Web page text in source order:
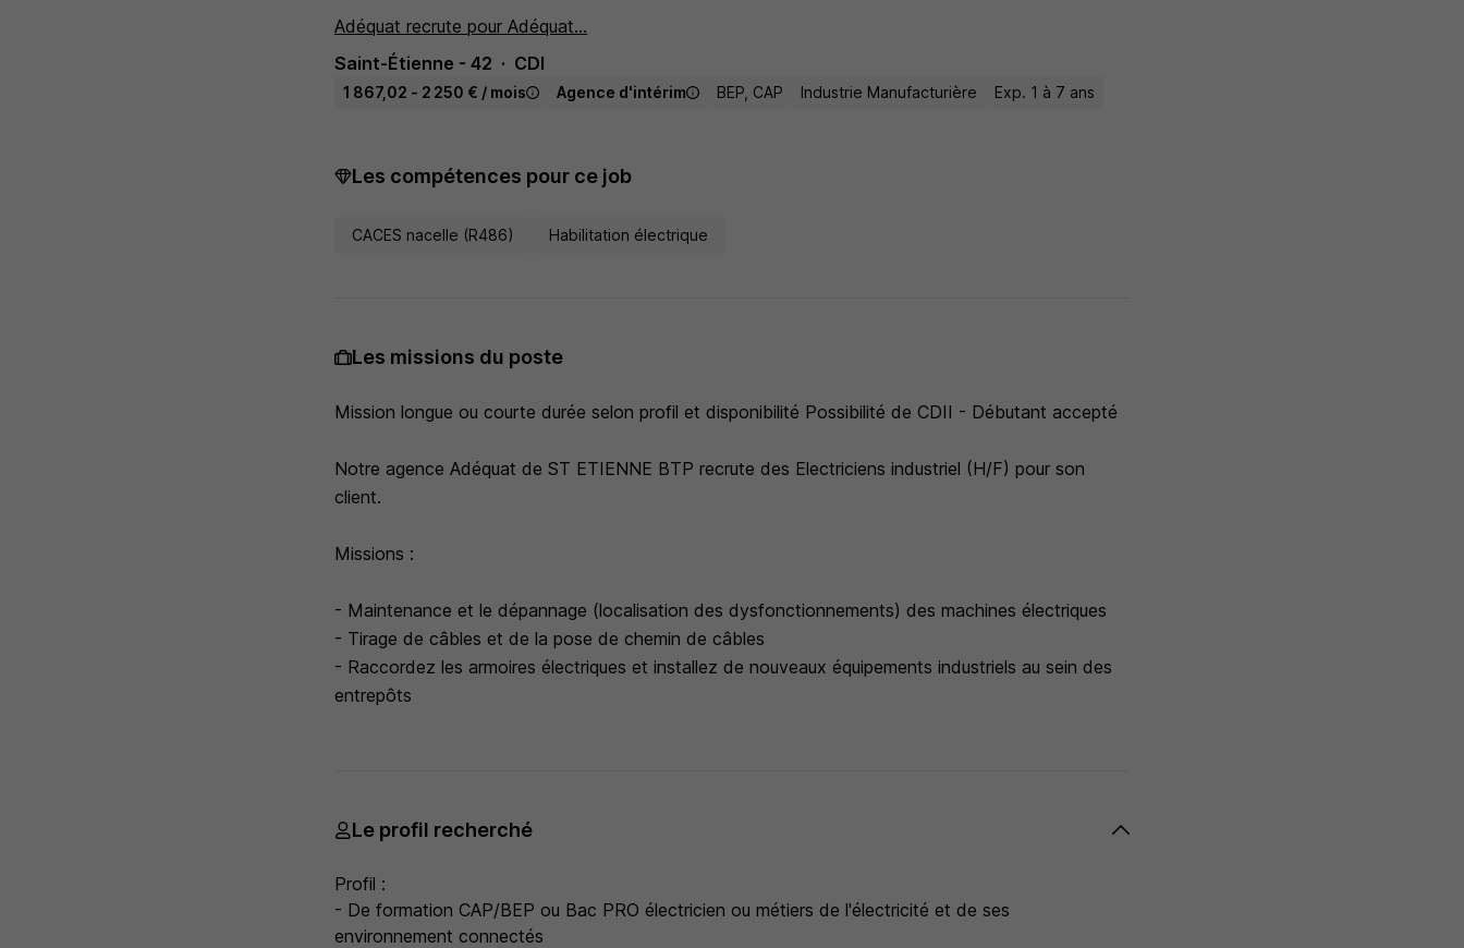
Adéquat recrute pour Adéquat...
Saint-Étienne - 42
CDI
1 867,02 - 2 250 € / mois Agence d'intérim BEP, CAP Industrie Manufacturière Exp. 1 à 7 ans
Les compétences pour ce job
CACES nacelle (R486) Habilitation électrique
Les missions du poste
Mission longue ou courte durée selon profil et disponibilité Possibilité de CDII - Débutant accepté
Notre agence Adéquat de ST ETIENNE BTP recrute des Electriciens industriel (H/F) pour son
client.
Missions :
- Maintenance et le dépannage (localisation des dysfonctionnements) des machines électriques
- Tirage de câbles et de la pose de chemin de câbles
- Raccordez les armoires électriques et installez de nouveaux équipements industriels au sein des
entrepôts
Le profil recherché
Profil :
- De formation CAP/BEP ou Bac PRO électricien ou métiers de l'électricité et de ses
environnement connectés